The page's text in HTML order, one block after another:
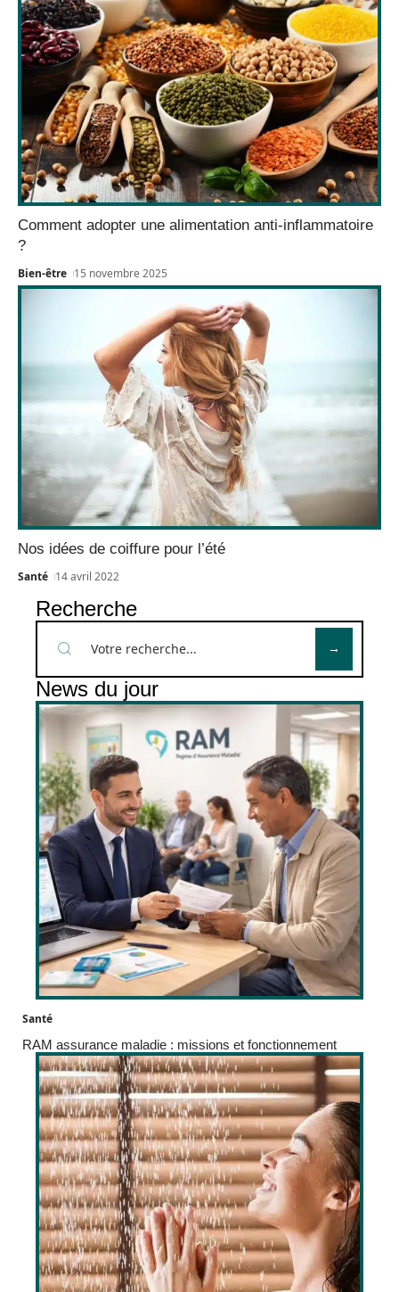
Comment adopter une alimentation anti-inflammatoire
?
Bien-être 15 novembre 2025
Nos idées de coiffure pour l’été
Santé 14 avril 2022
Recherche
News du jour
Santé
RAM assurance maladie : missions et fonctionnement